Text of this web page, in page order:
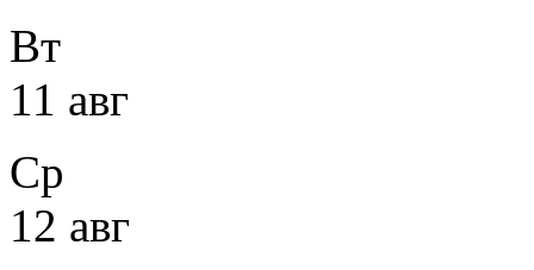
Вт
11 авг
Ср
12 авг